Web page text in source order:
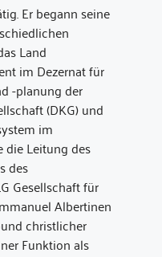
Er begann seine
Land
im Dezernat für
-planung der
(DKG) und
im
die Leitung des
des
Gesellschaft für
Albertinen
christlicher
Funktion als